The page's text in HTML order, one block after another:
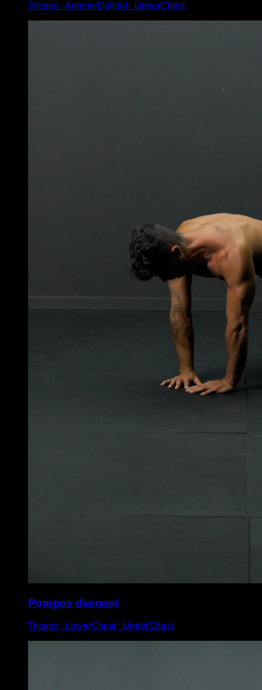
Triceps ∙ AnteriorDeltoid ∙ UpperChest
Pompes diamant
Triceps ∙ LowerChest ∙ UpperChest